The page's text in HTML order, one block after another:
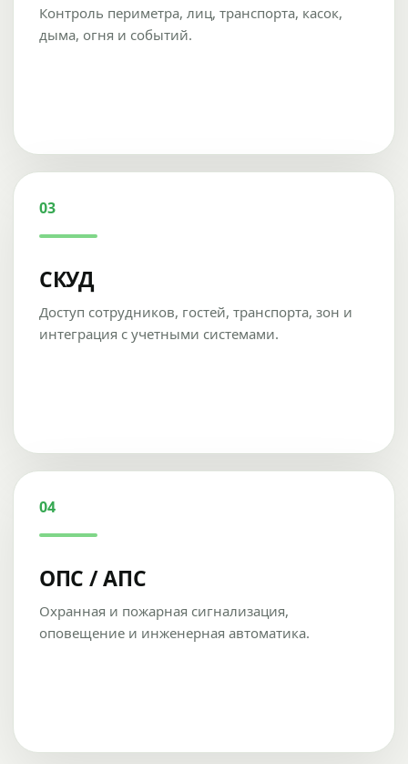
Контроль периметра, лиц, транспорта, касок,
дыма, огня и событий.
03
СКУД
Доступ сотрудников, гостей, транспорта, зон и
интеграция с учетными системами.
04
ОПС / АПС
Охранная и пожарная сигнализация,
оповещение и инженерная автоматика.